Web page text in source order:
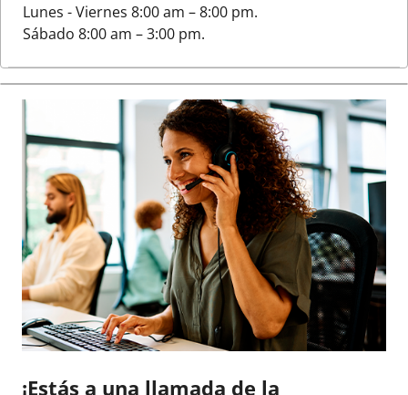
Lunes - Viernes 8:00 am – 8:00 pm.
Sábado 8:00 am – 3:00 pm.
¡Estás a una llamada de la